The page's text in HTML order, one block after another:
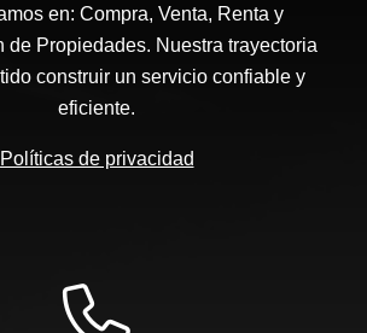
en: Compra, Venta, Renta y
de Propiedades. Nuestra trayectoria
construir un servicio confiable y
eficiente.
Políticas de privacidad